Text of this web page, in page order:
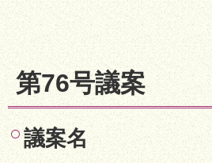
第76号議案
議案名